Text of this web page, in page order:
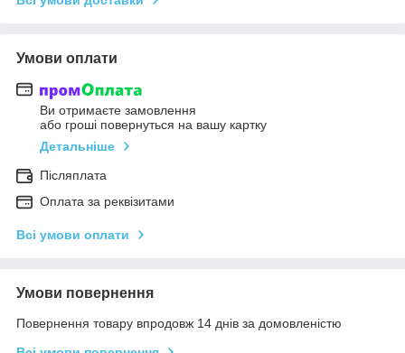
Умови оплати
Ви отримаєте замовлення
або гроші повернуться на вашу картку
Детальніше
Післяплата
Оплата за реквізитами
Всі умови оплати
Умови повернення
Повернення товару впродовж 14 днів за домовленістю